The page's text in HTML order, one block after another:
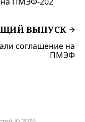
ВЫПУСК
соглашение на
ПМЭФ